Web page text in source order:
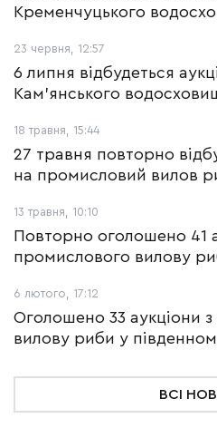
Кременчуцького
23 червня, 12:57
6 липня відбудеться
Кам’янського
18 травня, 15:44
27 травня повторно
на промисловий вилов
13 травня, 10:10
Повторно оголошено 41
промислового вилову
6 лютого, 17:12
Оголошено 33 аукціони
вилову риби у
ВСІ